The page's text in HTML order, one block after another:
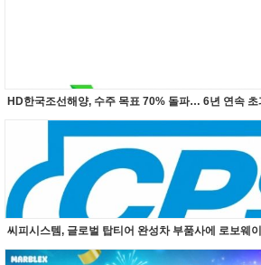
HD한국조선해양, 수주 목표 70% 돌파… 6년 연속 초
씨피시스템, 글로벌 탑티어 완성차 부품사에 로보웨